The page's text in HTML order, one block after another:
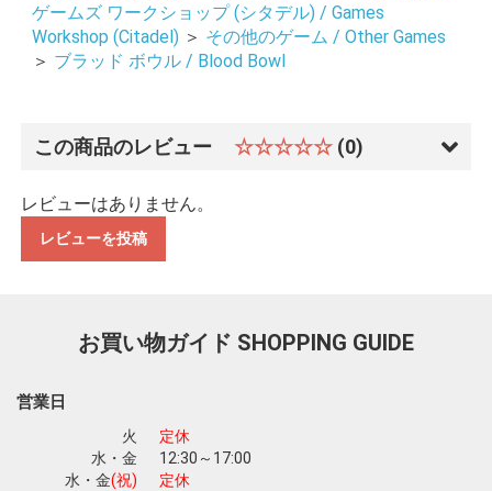
ゲームズ ワークショップ (シタデル) / Games
Workshop (Citadel) ＞ その他のゲーム / Other Games
＞ ブラッド ボウル / Blood Bowl
この商品のレビュー ☆☆☆☆☆ (0)
レビューはありません。
レビューを投稿
お買い物ガイド SHOPPING GUIDE
営業日
火
定休
水・金
12:30～17:00
水・金(祝)
定休